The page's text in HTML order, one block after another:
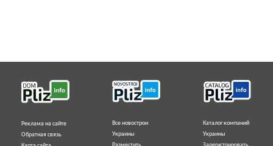
Реклама на сайте
Обратная связь
Все новострои
Украины
Каталог компаний
Украины